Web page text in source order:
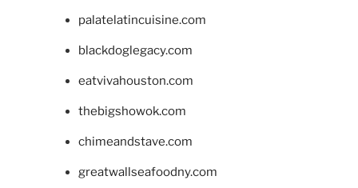
palatelatincuisine.com
blackdoglegacy.com
eatvivahouston.com
thebigshowok.com
chimeandstave.com
greatwallseafoodny.com